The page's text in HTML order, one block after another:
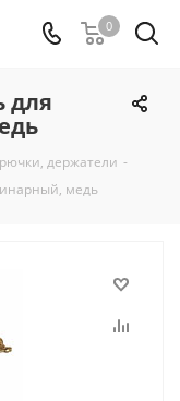
0
для
держатели -
медь